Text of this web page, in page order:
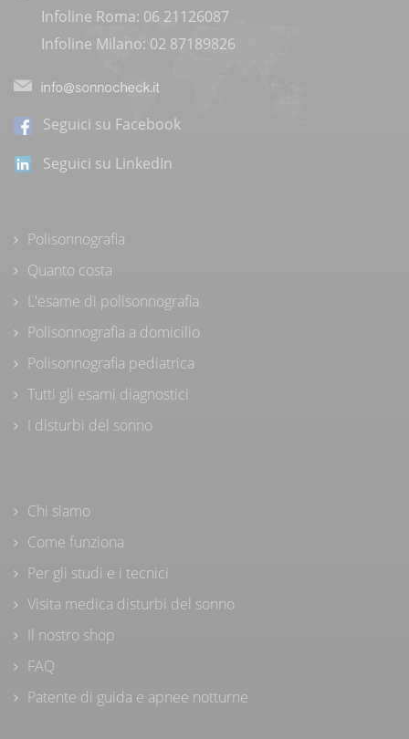
Infoline Roma: 06 21126087
Infoline Milano: 02 87189826
Seguici su Facebook
Seguici su LinkedIn
Polisonnografia
Quanto costa
L'esame di polisonnografia
Polisonnografia a domicilio
Polisonnografia pediatrica
Tutti gli esami diagnostici
I disturbi del sonno
Chi siamo
Come funziona
Per gli studi e i tecnici
Visita medica disturbi del sonno
Il nostro shop
FAQ
Patente di guida e apnee notturne